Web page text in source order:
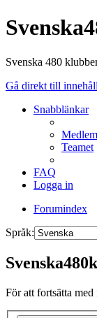
Svenska 480
Gå direkt till innehåll
Snabblänkar
Teamet
FAQ
Logga in
Forumindex
Språk:
För att fortsätta